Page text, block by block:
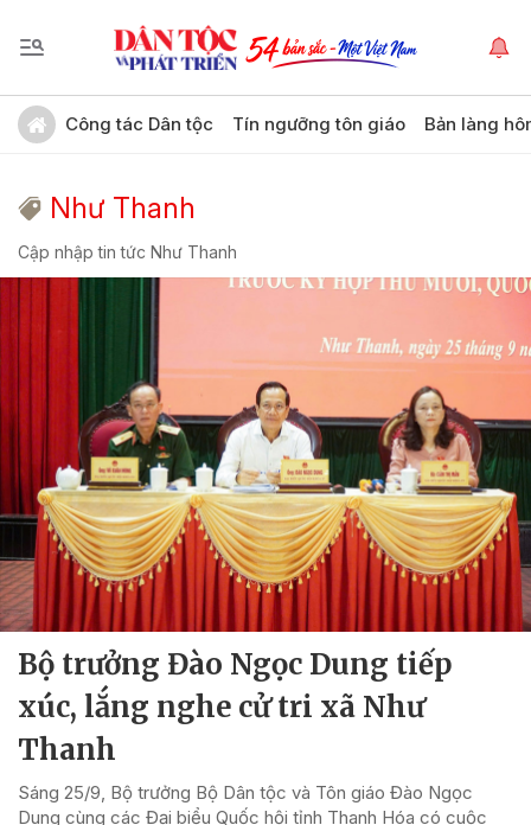
Công tác Dân tộc Tín ngưỡng tôn giáo Bản làng
Như Thanh
Cập nhập tin tức Như Thanh
Bộ trưởng Đào Ngọc Dung tiếp
xúc, lắng nghe cử tri xã Như
Thanh
Sáng 25/9, Bộ trưởng Bộ Dân tộc và Tôn giáo Đào Ngọc
Dung cùng các Đại biểu Quốc hội tỉnh Thanh Hóa có cuộc